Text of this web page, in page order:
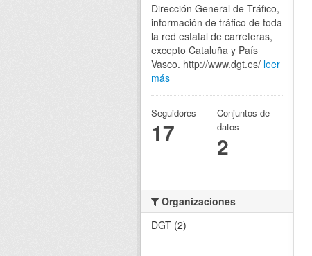
Dirección General de Tráfico,
información de tráfico de toda
la red estatal de carreteras,
excepto Cataluña y País
Vasco. http://www.dgt.es/ leer
más
Seguidores
17
Conjuntos de
datos
2
Organizaciones
DGT (2)